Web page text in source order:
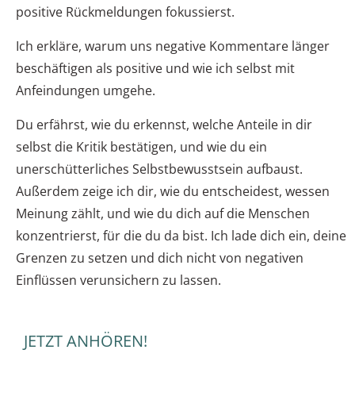
positive Rückmeldungen fokussierst.
Ich erkläre, warum uns negative Kommentare länger
beschäftigen als positive und wie ich selbst mit
Anfeindungen umgehe.
Du erfährst, wie du erkennst, welche Anteile in dir
selbst die Kritik bestätigen, und wie du ein
unerschütterliches Selbstbewusstsein aufbaust.
Außerdem zeige ich dir, wie du entscheidest, wessen
Meinung zählt, und wie du dich auf die Menschen
konzentrierst, für die du da bist. Ich lade dich ein, deine
Grenzen zu setzen und dich nicht von negativen
Einflüssen verunsichern zu lassen.
JETZT ANHÖREN!